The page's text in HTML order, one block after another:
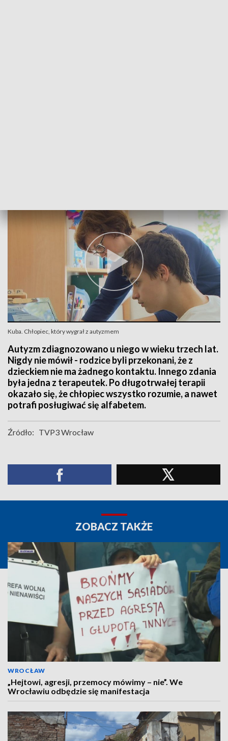
Kuba. Chłopiec, który wygrał z autyzmem
Autyzm zdiagnozowano u niego w wieku trzech lat.
Nigdy nie mówił - rodzice byli przekonani, że z
dzieckiem nie ma żadnego kontaktu. Innego zdania
była jedna z terapeutek. Po długotrwałej terapii
okazało się, że chłopiec wszystko rozumie, a nawet
potrafi posługiwać się alfabetem.
Źródło: TVP3 Wrocław
ZOBACZ TAKŻE
WROCŁAW
„Hejtowi, agresji, przemocy mówimy – nie”. We
Wrocławiu odbędzie się manifestacja